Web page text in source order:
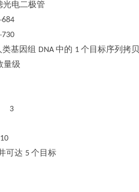
光电二极管
684
730
基因组 DNA 中的 1 个目标序列拷贝
量级
3
10
可达 5 个目标